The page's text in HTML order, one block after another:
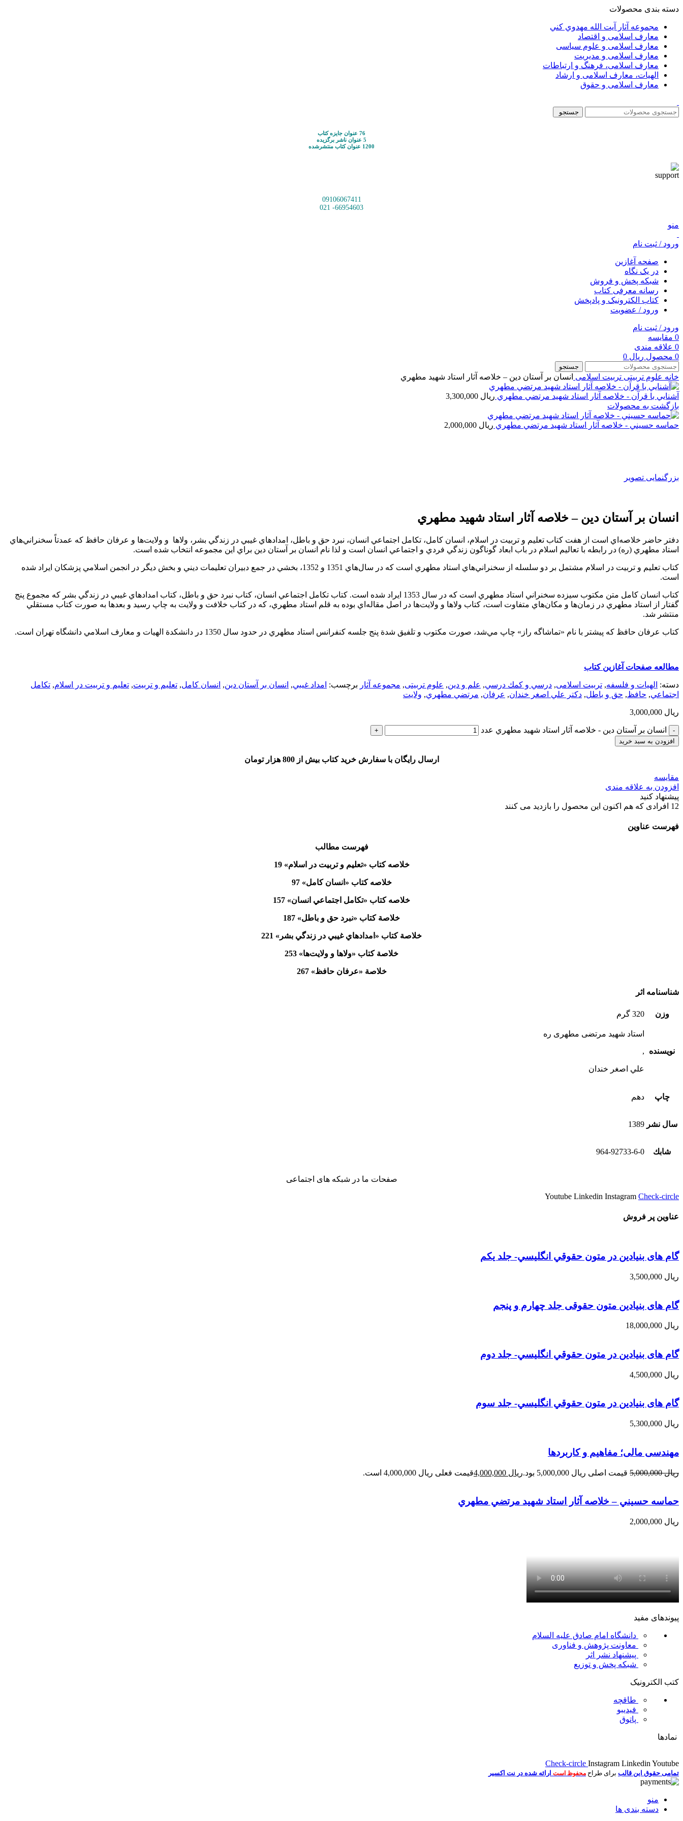
دسته بندی محصولات
مجموعه آثار آيت الله مهدوي كني
معارف اسلامی و اقتصاد
معارف اسلامی و علوم سیاسی
معارف اسلامی و مدیریت
معارف اسلامی، فرهنگ و ارتباطات
الهیات، معارف اسلامی و ارشاد
معارف اسلامی و حقوق
جستجو
76 عنوان جایزه کتاب
5 عنوان ناشر برگزیده
1200 عنوان کتاب منتشرشده
09106067411
66954603- 021
منو
ورود / ثبت نام
صفحه آغازین
در یک نگاه
شبکه پخش و فروش
رسانه معرفی کتاب
کتاب الکترونیک و پادپخش
ورود / عضویت
ورود / ثبت نام
0 مقایسه
0 علاقه مندی
0 محصول ریال
جستجو
خانه علوم تربیتی تربیت اسلامی انسان بر آستان دين – خلاصه آثار استاد شهيد مطهري
آشنايي با قرآن - خلاصه آثار استاد شهيد مرتضي مطهري ریال
بازگشت به محصولات
حماسه حسيني - خلاصه آثار استاد شهيد مرتضي مطهري ریال
بزرگنمایی تصویر
انسان بر آستان دين – خلاصه آثار استاد شهيد مطهري
دفتر حاضر خلاصه‌اي‌ است‌ از هفت‌ كتاب‌ تعليم‌ و تربيت‌ در اسلام‌، انسان‌ كامل‌، تكامل‌ اجتماعي‌ انسان‌، نبرد حق‌ و باطل‌، امدادهاي‌ غيبي‌ در زندگي‌ بشر، ولاها و ولايت‌ها و عرفان‌ حافظ‌ كه‌ عمدتاً سخنراني‌هاي‌
استاد مطهري ‌(ره) در رابطه‌ با تعاليم‌ اسلام‌ در باب‌ ابعاد گوناگون‌ زندگي‌ فردي‌ و اجتماعي‌ انسان‌ است‌ و لذا نام‌ انسان‌ بر آستان‌ دين‌ براي‌ اين‌ مجموعه‌ انتخاب‌ شده‌ است‌.
كتاب‌ تعليم‌ و تربيت‌ در اسلام‌ مشتمل‌ بر دو سلسله‌ از سخنراني‌هاي‌ استاد مطهري‌ است‌ كه‌ در سال‌هاي‌ 1351 و 1352، بخشي‌ در جمع‌ دبيران‌ تعليمات‌ ديني ‌و بخش‌ ديگر در انجمن‌ اسلامي‌ پزشكان‌ ايراد شده‌
است‌.
كتاب‌ انسان‌ كامل‌ متن‌ مكتوب‌ سيزده‌ سخنراني‌ استاد مطهري‌ است‌ كه‌ در سال ‌1353 ايراد شده‌ است. كتاب‌ تكامل‌ اجتماعي‌ انسان‌، كتاب‌ نبرد حق‌ و باطل‌، كتاب‌ امدادهاي‌ غيبي‌ در زندگي‌ بشر كه‌ مجموع‌ پنج‌
گفتار از استاد مطهري‌ در زمان‌ها و مكان‌هاي‌ متفاوت‌ است‌، كتاب‌ ولاها و ولايت‌ها در اصل‌ مقاله‌اي‌ بوده‌ به‌ قلم‌ استاد مطهري‌، كه‌ در كتاب ‌خلافت‌ و ولايت‌ به‌ چاپ‌ رسيد و بعدها به‌ صورت‌ كتاب‌ مستقلي‌
منتشر شد.
كتاب‌ عرفان‌ حافظ‌ كه‌ پيشتر با نام‌ «تماشاگه‌ راز» چاپ‌ مي‌شد، صورت‌ مكتوب ‌و تلفيق ‌شدة‌ پنج‌ جلسه‌ كنفرانس‌ استاد مطهري‌ در حدود سال‌ 1350 در دانشكدة ‌الهيات‌ و معارف‌ اسلامي‌ دانشگاه‌ تهران‌ است‌.
مطالعه صفحات آغازين كتاب
دسته: الهیات و فلسفه, تربیت اسلامی, درسي و كمك درسي, علم و دین, علوم تربیتی, مجموعه آثار برچسب: امداد غيبي, انسان بر آستان دين, انسان كامل, تعليم و تربيت, تعليم و تربيت در اسلام, تكامل
اجتماعي, حافظ, حق و باطل, دكتر علي اصغر خندان, عرفان, مرتضي مطهري, ولايت
ریال
انسان بر آستان دين - خلاصه آثار استاد شهيد مطهري عدد
افزودن به سبد خرید
ارسال رایگان با سفارش خرید کتاب بیش از 800 هزار تومان
مقایسه
افزودن به علاقه مندی
پیشنهاد کنید
12 افرادی که هم اکنون این محصول را بازدید می کنند
فهرست عناوین
فهرست مطالب
خلاصه کتاب «تعليم و تربيت در اسلام» 19
خلاصه کتاب «انسان کامل» 97
خلاصه کتاب «تکامل اجتماعي انسان» 157
خلاصة کتاب «نبرد حق و باطل» 187
خلاصة کتاب «امدادهاي غيبي در زندگي بشر» 221
خلاصة کتاب «ولاها و ولايت‌ها» 253
خلاصة «عرفان حافظ» 267
شناسنامه اثر
وزن 320 گرم
نویسنده
استاد شهید مرتضی مطهری ره
,
علي اصغر خندان
چاپ دهم
سال نشر 1389
شابك 964-92733-6-0
صفحات ما در شبکه های اجتماعی
Youtube Linkedin Instagram Check-circle
عناوین پر فروش
گام های بنیادین در متون حقوقي انگليسي- جلد يكم
ریال
گام های بنیادین متون حقوقی جلد چهارم و پنجم
ریال
گام های بنیادین در متون حقوقي انگليسي- جلد دوم
ریال
گام های بنیادین در متون حقوقي انگليسي- جلد سوم
ریال
مهندسی مالی؛ مفاهیم و کاربردها
ریال5,000,000 قیمت اصلی ریال 5,000,000 بود. ریال قیمت فعلی ریال 4,000,000 است.
حماسه حسيني – خلاصه آثار استاد شهيد مرتضي مطهري
ریال
پیوندهای مفید
دانشگاه امام صادق علیه السلام
معاونت پژوهش و فناوری
پیشنهاد نشر اثر
شبکه پخش و توزیع
کتب الکترونیک
طاقچه
فیدیبو
پاتوق
نمادها
Check-circle Instagram Linkedin Youtube
تمامی حقوق این قالب برای طراح محفوظ است ارائه شده در نت اکسیر
منو
دسته بندی ها